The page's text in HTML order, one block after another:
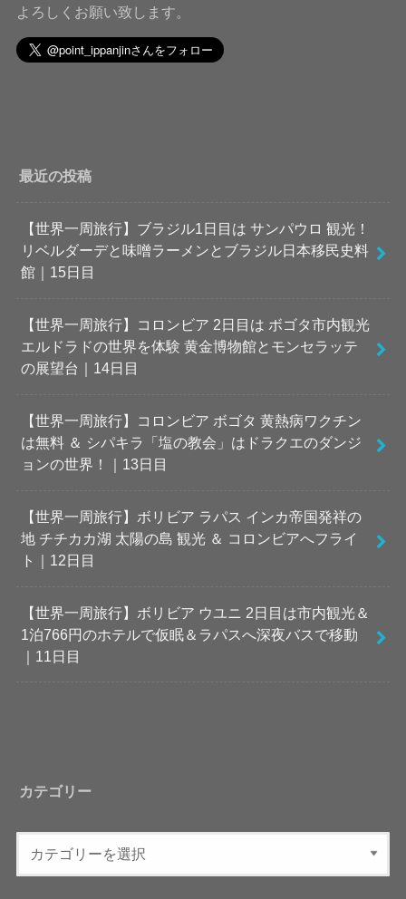
よろしくお願い致します。
最近の投稿
【世界一周旅行】ブラジル1日目は サンパウロ 観光！
リベルダーデと味噌ラーメンとブラジル日本移民史料
館｜15日目
【世界一周旅行】コロンビア 2日目は ボゴタ市内観光
エルドラドの世界を体験 黄金博物館とモンセラッテ
の展望台｜14日目
【世界一周旅行】コロンビア ボゴタ 黄熱病ワクチン
は無料 ＆ シパキラ「塩の教会」はドラクエのダンジ
ョンの世界！｜13日目
【世界一周旅行】ボリビア ラパス インカ帝国発祥の
地 チチカカ湖 太陽の島 観光 ＆ コロンビアへフライ
ト｜12日目
【世界一周旅行】ボリビア ウユニ 2日目は市内観光＆
1泊766円のホテルで仮眠＆ラパスへ深夜バスで移動
｜11日目
カテゴリー